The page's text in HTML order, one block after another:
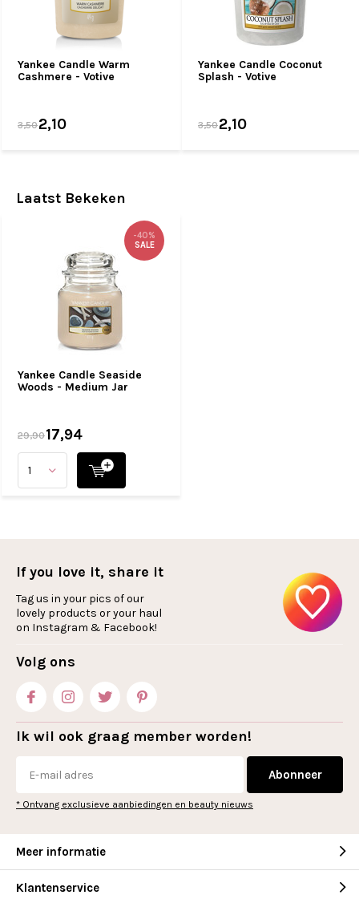
Yankee Candle Warm
Cashmere - Votive
3,502,10
Yankee Candle Coconut
Splash - Votive
3,502,10
Laatst Bekeken
Yankee Candle Seaside
Woods - Medium Jar
-40%
SALE
29,9017,94
If you love it, share it
Tag us in your pics of our
lovely products or your haul
on Instagram & Facebook!
Volg ons
Ik wil ook graag member worden!
Abonneer
* Ontvang exclusieve aanbiedingen en beauty nieuws
Meer informatie
Klantenservice